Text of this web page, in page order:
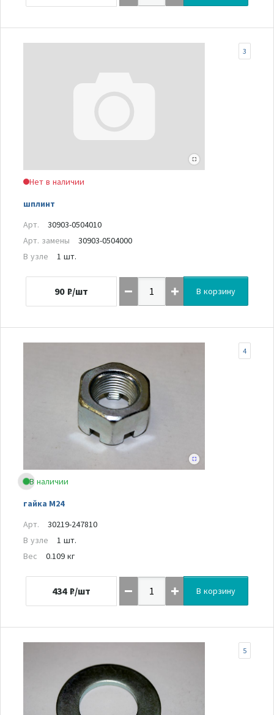
Нет в наличии
шплинт
3
Арт.
30903-0504010
Арт. замены
30903-0504000
В узле
1 шт.
90 ₽/шт В корзину
В наличии
гайка М24
4
Арт.
30219-247810
В узле
1 шт.
Вес
0.109 кг
434 ₽/шт В корзину
5